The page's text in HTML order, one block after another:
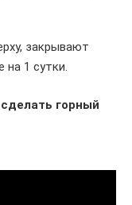
закрывают
1 сутки.
горный